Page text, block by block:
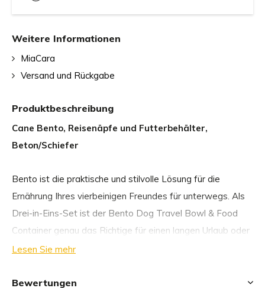
Produktbeschreibung
Cane Bento, Reisenäpfe und Futterbehälter,
Beton/Schiefer
Bento ist die praktische und stilvolle Lösung für die
Ernährung Ihres vierbeinigen Freundes für unterwegs. Als
Drei-in-Eins-Set ist der Bento Dog Travel Bowl & Food
Container genau das Richtige für einen langen Urlaub oder
eine kurze Reise mit Ihrem Hund.
Das Bento-Set besteht aus zwei lebensmittelechten,
Lesen Sie mehr
Weitere Informationen
MiaCara
Versand und Rückgabe
Bewertungen